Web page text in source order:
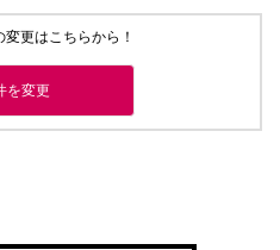
更はこちらから！
を変更